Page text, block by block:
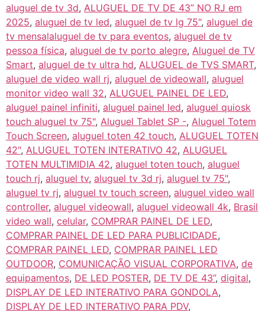
aluguel de tv 3d, ALUGUEL DE TV DE 43” NO RJ em
2025, aluguel de tv led, aluguel de tv lg 75", aluguel de
tv mensalaluguel de tv para eventos, aluguel de tv
pessoa física, aluguel de tv porto alegre, Aluguel de TV
Smart, aluguel de tv ultra hd, ALUGUEL de TVS SMART,
aluguel de video wall rj, aluguel de videowall, aluguel
monitor video wall 32, ALUGUEL PAINEL DE LED,
aluguel painel infiniti, aluguel painel led, aluguel quiosk
touch aluguel tv 75", Aluguel Tablet SP -, Aluguel Totem
Touch Screen, aluguel toten 42 touch, ALUGUEL TOTEN
42", ALUGUEL TOTEN INTERATIVO 42, ALUGUEL
TOTEN MULTIMIDIA 42, aluguel toten touch, aluguel
touch rj, aluguel tv, aluguel tv 3d rj, aluguel tv 75",
aluguel tv rj, aluguel tv touch screen, aluguel video wall
controller, aluguel videowall, aluguel videowall 4k, Brasil
video wall, celular, COMPRAR PAINEL DE LED,
COMPRAR PAINEL DE LED PARA PUBLICIDADE,
COMPRAR PAINEL LED, COMPRAR PAINEL LED
OUTDOOR, COMUNICAÇÃO VISUAL CORPORATIVA, de
equipamentos, DE LED POSTER, DE TV DE 43”, digital,
DISPLAY DE LED INTERATIVO PARA GONDOLA,
DISPLAY DE LED INTERATIVO PARA PDV,